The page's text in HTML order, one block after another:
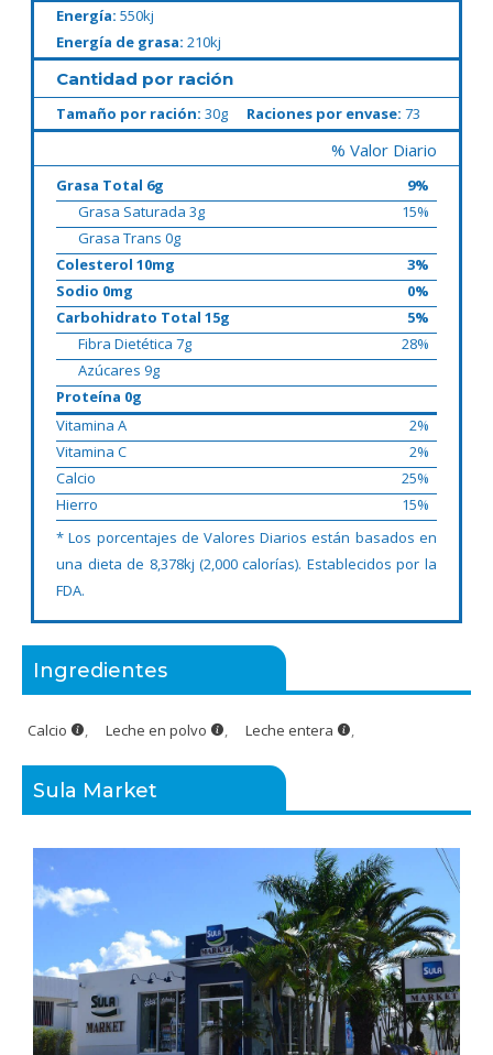
Energía: 550kj
Energía de grasa: 210kj
Cantidad por ración
Tamaño por ración: 30g Raciones por envase: 73
% Valor Diario
Grasa Total 6g
9%
Grasa Saturada 3g
15%
Grasa Trans 0g
Colesterol 10mg
3%
Sodio 0mg
0%
Carbohidrato Total 15g
5%
Fibra Dietética 7g
28%
Azúcares 9g
Proteína 0g
Vitamina A
2%
Vitamina C
2%
Calcio
25%
Hierro
15%
* Los porcentajes de Valores Diarios están basados en
una dieta de 8,378kj (2,000 calorías). Establecidos por la
FDA.
Ingredientes
Calcio , Leche en polvo , Leche entera ,
Sula Market